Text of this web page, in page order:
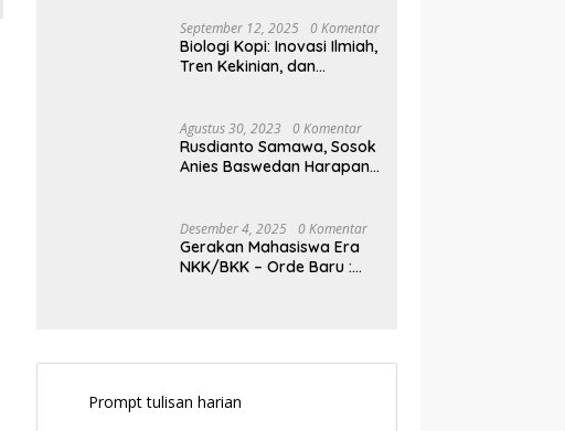
September 12, 2025 0 Komentar
Biologi Kopi: Inovasi Ilmiah,
Tren Kekinian, dan
Agraria
Agustus 30, 2023 0 Komentar
Rusdianto Samawa, Sosok
Anies Baswedan Harapan
Desember 4, 2025 0 Komentar
Gerakan Mahasiswa Era
NKK/BKK – Orde Baru :
Prompt tulisan harian